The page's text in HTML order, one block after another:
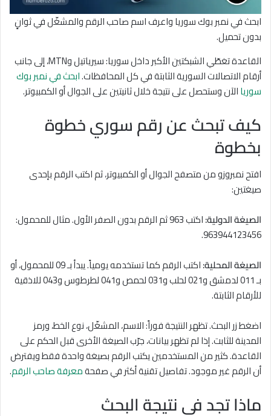
ابحث في نمبر بوك سوريا واعرف اسم صاحب الرقم والمشغّل في ثوانٍ
بدون تحميل.
القاعدة تغطّي الشبكتين الأكبر داخل سوريا: سيرياتيل وMTN، إلى جانب
أرقام الاتصالات السورية الثابتة في كل المحافظات.ابحث في نمبر بوك
سورياالآن وستحصل على نتيجة خلال ثانيتين على الجوال أو الكمبيوتر.
كيف تبحث عن رقم سوري خطوة
بخطوة
افتح نمبروزو من متصفح الجوال أو الكمبيوتر، ثم اكتب الرقم بإحدى
صيغتين:
الصيغة الدولية:
اكتب 963 ثم الرقم بدون الصفر الأول. مثال للمحمول:
963944123456.
الصيغة المحلية:
اكتب الرقم كما تستخدمه يومياً. يبدأ بـ 09 للمحمول، أو
بـ 011 لدمشق و021 لحلب و031 لحمص و041 لطرطوس و043 للاذقية
للأرقام الثابتة.
اضغط زر البحث. تظهر النتيجة فوراً: الاسم، المشغّل، نوع الخط، ورمز
المدينة للثابت. إذا لم تظهر بيانات، جرّب الصيغة الأخرى قبل الحكم على
القاعدة. كثير من المستخدمين يكتب الرقم بصيغة واحدة فقط ويفترض
أن الرقم غير موجود. تفاصيل تقنية أكثر في صفحةمعرفة صاحب الرقم.
ماذا تجد في نتيجة البحث